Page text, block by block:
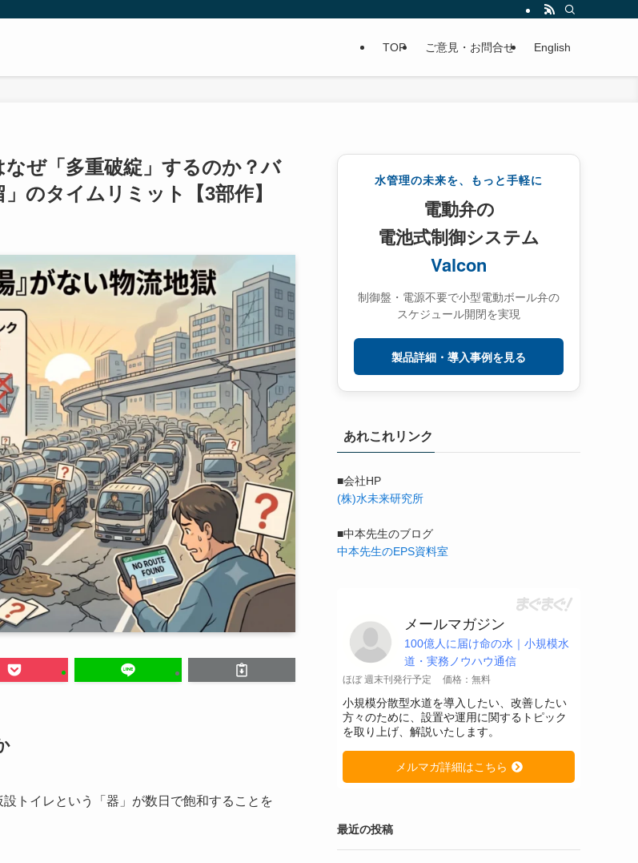
TOP ご意見・お問合せ English
なぜ「多重破綻」するのか？バ
のタイムリミット【3部作】
トイレという「器」が数日で飽和することを
水管理の未来を、もっと手軽に
電動弁の
電池式制御システム
Valcon
制御盤・電源不要で小型電動ボール弁の
スケジュール開閉を実現
製品詳細・導入事例を見る
あれこれリンク
■会社HP
(株)水未来研究所
■中本先生のブログ
中本先生のEPS資料室
メールマガジン
100億人に届け命の水｜小規模水
道・実務ノウハウ通信
ほぼ 週末刊発行予定 価格：無料
小規模分散型水道を導入したい、改善したい
方々のために、設置や運用に関するトピック
を取り上げ、解説いたします。
メルマガ詳細はこちら
最近の投稿